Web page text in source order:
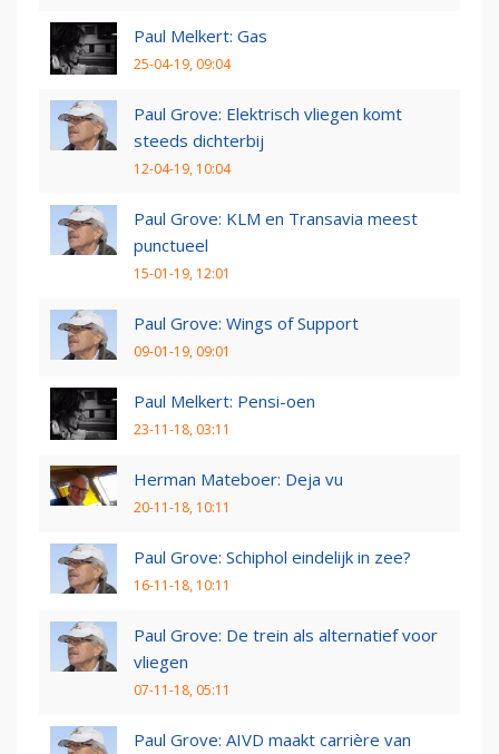
Paul Melkert: Gas
25-04-19, 09:04
Paul Grove: Elektrisch vliegen komt
steeds dichterbij
12-04-19, 10:04
Paul Grove: KLM en Transavia meest
punctueel
15-01-19, 12:01
Paul Grove: Wings of Support
09-01-19, 09:01
Paul Melkert: Pensi-oen
23-11-18, 03:11
Herman Mateboer: Deja vu
20-11-18, 10:11
Paul Grove: Schiphol eindelijk in zee?
16-11-18, 10:11
Paul Grove: De trein als alternatief voor
vliegen
07-11-18, 05:11
Paul Grove: AIVD maakt carrière van